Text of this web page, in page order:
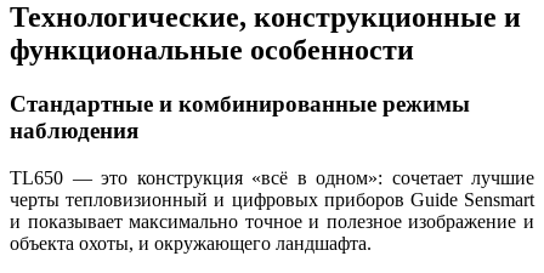
Технологические, конструкционные и
функциональные особенности
Стандартные и комбинированные режимы
наблюдения
TL650 — это конструкция «всё в одном»: сочетает лучшие
черты тепловизионный и цифровых приборов Guide Sensmart
и показывает максимально точное и полезное изображение и
объекта охоты, и окружающего ландшафта.